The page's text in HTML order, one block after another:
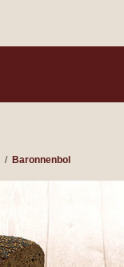
/ Baronnenbol